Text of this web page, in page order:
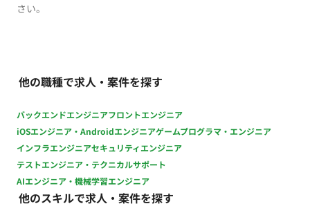
さい。
他の職種で求人・案件を探す
バックエンドエンジニアフロントエンジニア
iOSエンジニア・Androidエンジニアゲームプログラマ・エンジニア
インフラエンジニアセキュリティエンジニア
テストエンジニア・テクニカルサポート
AIエンジニア・機械学習エンジニア
他のスキルで求人・案件を探す